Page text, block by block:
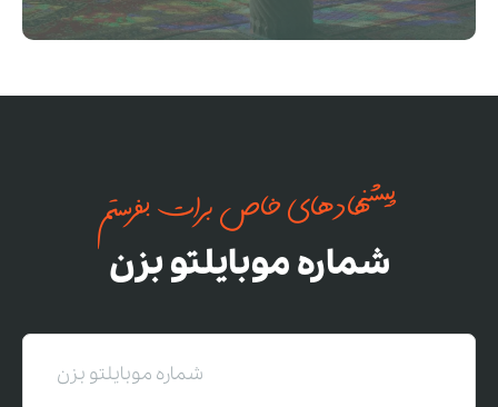
پیشنهادهای خاص برات بفرستم
شماره موبایلتو بزن